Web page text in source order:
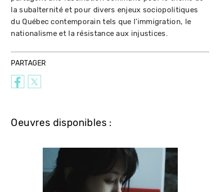
la subalternité et pour divers enjeux sociopolitiques
du Québec contemporain tels que l'immigration, le
nationalisme et la résistance aux injustices.
PARTAGER
Oeuvres disponibles :